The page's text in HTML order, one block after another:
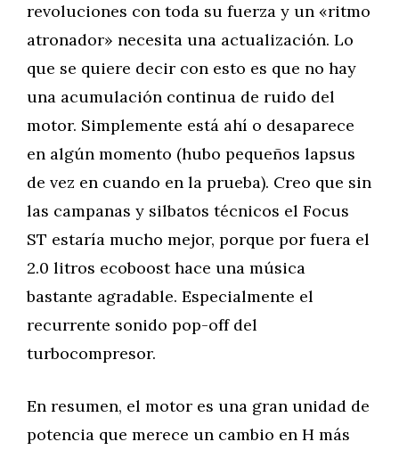
revoluciones con toda su fuerza y un «ritmo
atronador» necesita una actualización. Lo
que se quiere decir con esto es que no hay
una acumulación continua de ruido del
motor. Simplemente está ahí o desaparece
en algún momento (hubo pequeños lapsus
de vez en cuando en la prueba). Creo que sin
las campanas y silbatos técnicos el Focus
ST estaría mucho mejor, porque por fuera el
2.0 litros ecoboost hace una música
bastante agradable. Especialmente el
recurrente sonido pop-off del
turbocompresor.
En resumen, el motor es una gran unidad de
potencia que merece un cambio en H más